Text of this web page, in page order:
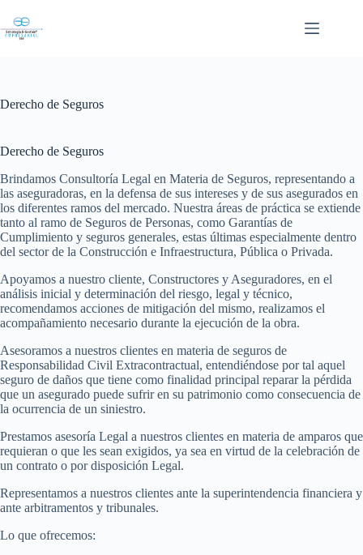
content
Derecho de Seguros
Derecho de Seguros
Brindamos Consultoría Legal en Materia de Seguros, representando a
las aseguradoras, en la defensa de sus intereses y de sus asegurados en
los diferentes ramos del mercado. Nuestra áreas de práctica se extiende
tanto al ramo de Seguros de Personas, como Garantías de
Cumplimiento y seguros generales, estas últimas especialmente dentro
del sector de la Construcción e Infraestructura, Pública o Privada.
Apoyamos a nuestro cliente, Constructores y Aseguradores, en el
análisis inicial y determinación del riesgo, legal y técnico,
recomendamos acciones de mitigación del mismo, realizamos el
acompañamiento necesario durante la ejecución de la obra.
Asesoramos a nuestros clientes en materia de seguros de
Responsabilidad Civil Extracontractual, entendiéndose por tal aquel
seguro de daños que tiene como finalidad principal reparar la pérdida
que un asegurado puede sufrir en su patrimonio como consecuencia de
la ocurrencia de un siniestro.
Prestamos asesoría Legal a nuestros clientes en materia de amparos que
requieran o que les sean exigidos, ya sea en virtud de la celebración de
un contrato o por disposición Legal.
Representamos a nuestros clientes ante la superintendencia financiera y
ante arbitramentos y tribunales.
Lo que ofrecemos: